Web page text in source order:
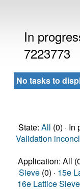
In
7223773
No tasks to
State: All (0) · In
Validation
Application: All
Sieve (0) · 15e
16e Lattice